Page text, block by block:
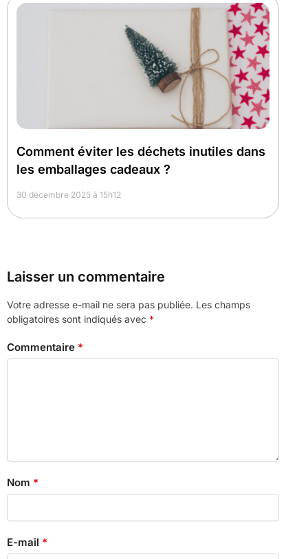
Comment éviter les déchets inutiles dans
les emballages cadeaux ?
30 décembre 2025 à 15h12
Laisser un commentaire
Votre adresse e-mail ne sera pas publiée. Les champs
obligatoires sont indiqués avec *
Commentaire *
Nom *
E-mail *